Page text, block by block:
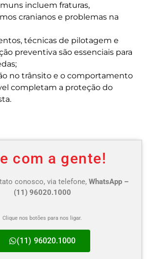
incluem fraturas,
cranianos e problemas na
técnicas de pilotagem e
preventiva são essenciais para
no trânsito e o comportamento
completam a proteção do
com a gente!
conosco, via telefone, WhatsApp –
(11) 96020.1000
Clique nos botões para nos ligar.
(11) 96020.1000